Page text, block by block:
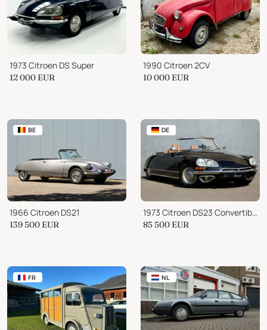
1973 Citroen DS Super
12 000 EUR
1990 Citroen 2CV
10 000 EUR
BE
1966 Citroen DS21
139 500 EUR
DE
1973 Citroen DS23 Convertible
85 500 EUR
FR NL